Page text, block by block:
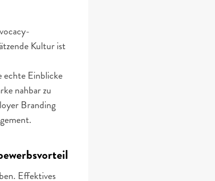
Kultur ist
echte Einblicke
nahbar zu
Branding
Effektives